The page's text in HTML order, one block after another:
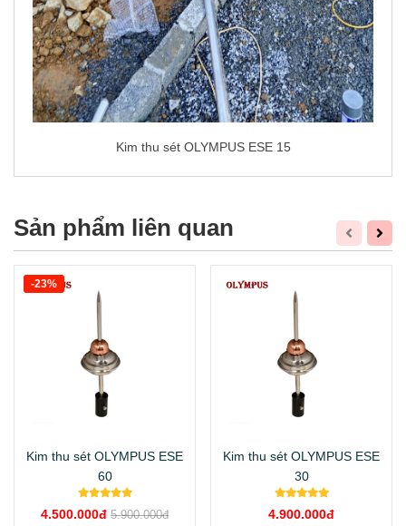
Kim thu sét OLYMPUS ESE 15
Sản phẩm liên quan
Kim thu sét OLYMPUS ESE
60
4.500.000đ 5.900.000đ
-23%
Kim thu sét OLYMPUS ESE
30
4.900.000đ